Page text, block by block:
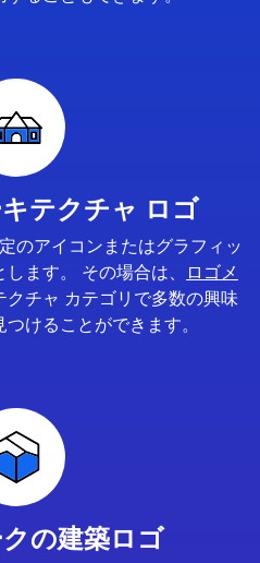
テクチャ ロゴ
のアイコンまたはグラフィッ
ます。 その場合は、
ロゴメ
クチャ カテゴリで多数の興味
けることができます。
の建築ロゴ